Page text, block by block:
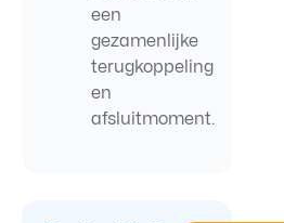
een
gezamenlijke
terugkoppeling
en
afsluitmoment.